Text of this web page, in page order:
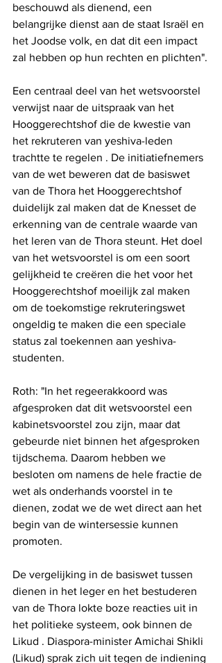
beschouwd als dienend, een
belangrijke dienst aan de staat Israël en
het Joodse volk, en dat dit een impact
zal hebben op hun rechten en plichten".
Een centraal deel van het wetsvoorstel
verwijst naar de uitspraak van het
Hooggerechtshof die de kwestie van
het rekruteren van yeshiva-leden
trachtte te regelen . De initiatiefnemers
van de wet beweren dat de basiswet
van de Thora het Hooggerechtshof
duidelijk zal maken dat de Knesset de
erkenning van de centrale waarde van
het leren van de Thora steunt. Het doel
van het wetsvoorstel is om een ​​soort
gelijkheid te creëren die het voor het
Hooggerechtshof moeilijk zal maken
om de toekomstige rekruteringswet
ongeldig te maken die een speciale
status zal toekennen aan yeshiva-
studenten.
Roth: "In het regeerakkoord was
afgesproken dat dit wetsvoorstel een
kabinetsvoorstel zou zijn, maar dat
gebeurde niet binnen het afgesproken
tijdschema. Daarom hebben we
besloten om namens de hele fractie de
wet als onderhands voorstel in te
dienen, zodat we de wet direct aan het
begin van de wintersessie kunnen
promoten.
De vergelijking in de basiswet tussen
dienen in het leger en het bestuderen
van de Thora lokte boze reacties uit in
het politieke systeem, ook binnen de
Likud . Diaspora-minister Amichai Shikli
(Likud) sprak zich uit tegen de indiening